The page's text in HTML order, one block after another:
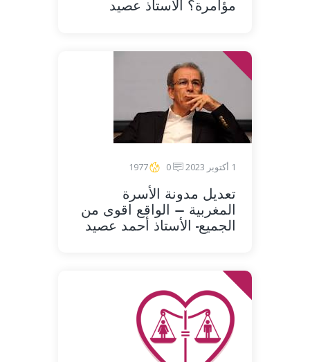
مؤامرة؟ الأستاذ عصيد
1 أكتوبر 2023 0
1977
تعديل مدونة الأسرة
المغربية – الواقع اقوى من
الجميع- الأستاذ أحمد عصيد